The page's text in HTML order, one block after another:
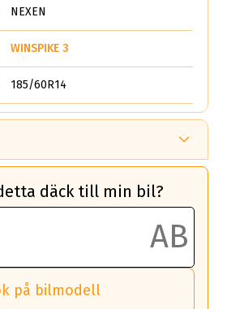
NEXEN
WINSPIKE 3
185/60R14
från klass A
ha 6,5% bättre
ett klass G däck.
kör 10,000 km,
bränsle med ett
däck till min bil?
på bilmodell